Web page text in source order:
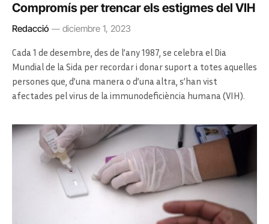
Compromís per trencar els estigmes del VIH
Redacció diciembre 1, 2023
Cada 1 de desembre, des de l’any 1987, se celebra el Dia
Mundial de la Sida per recordar i donar suport a totes aquelles
persones que, d’una manera o d’una altra, s’han vist
afectades pel virus de la immunodeficiència humana (VIH).